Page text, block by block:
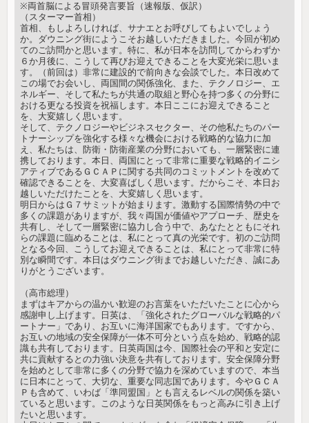
※両首脳による冒頭発言要旨（速報版、仮訳）
（スターマー首相）
首相、もしよろしければ、サナエとお呼びしてもよいでしょう
か。ダウニング街にようこそお越しいただきました。今回が初め
てのご訪問かと思います。特に、私が日本を訪問してからわずか
６か月後に、こうして再びお迎えできることを大変光栄に思いま
す。（前回は）非常に建設的で前向きな会談でした。本日改めて
この場でお会いし、両国間の関係強化、また、テクノロジー、エ
ネルギー、そして私たちが共通の取組と野心を持つ多くの分野に
おける更なる投資を祝福します。本日ここにお迎えできること
を、大変嬉しく思います。
そして、テクノロジーやビジネスセクター、その他私たちのパー
トナーシップを強化する様々な機会における戦略的な協力に加
え、私たちは、防衛・防衛産業の分野においても、一層緊密に連
携しております。本日、両国にとって非常に重要な戦略的イニシ
アティブであるＧＣＡＰに関する共同のコミットメントを改めて
確認できることを、大変喜ばしく思います。だからこそ、本日お
越しいただけたことを、大変嬉しく思います。
明日からはＧ７サミットが始まります。激動する国際情勢の中で
多くの課題がありますが、我々両国が価値やアプローチ、歴史を
共有し、そして一層緊密に協力し合う中で、あなたとともにそれ
らの課題に臨めることは、私にとって真の光栄です。初のご訪問
となる今回、こうしてお迎えできることは、私にとって非常に特
別な瞬間です。本日はダウニング街までお越しいただき、誠にあ
りがとうございます。
（高市総理）
まずはキアからの温かい歓迎のお言葉をいただいたことに心から
感謝申し上げます。日英は、「強化されたグローバルな戦略的パ
ートナー」であり、お互いに海洋国家でもあります。ですから、
お互いの地域の安全保障が一体不可分という点を始め、戦略的認
識も共有しております。日英両国は今、国際社会の平和と安定に
共に貢献するとの力強い決意を共有しております。安全保障分野
を始めとして非常に多くの分野で協力を深めていますので、本当
に日本にとって、大切な、重要な同志国であります。今やＧＣＡ
Ｐも含めて、いわば「準同盟国」とも言えるレベルの関係を築い
ていると思います。このような日英関係をもっと高みに引き上げ
たいと思います。